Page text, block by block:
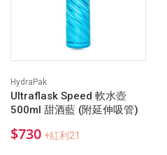
HydraPak
Ultraflask Speed 軟水壺
500ml 甜酒藍 (附延伸吸管)
$730 +紅利21